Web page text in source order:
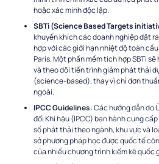
hoặc xác minh độc lập.
SBTi (Science Based Targets
khuyến khích các doanh nghiệp đặt
hợp với các giới hạn nhiệt độ toàn
Paris. Một phần mềm tích hợp SBTi
và theo dõi tiến trình giảm phát thải
(science-based), thay vì chỉ đơn
ngoài.
IPCC Guidelines: Các hướng dẫn do
đổi Khí hậu (IPCC) ban hành cung
số phát thải theo ngành, khu vực và
sở phương pháp học được quốc tế
của nhiều chương trình kiểm kê quốc